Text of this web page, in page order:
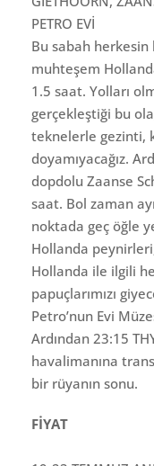
PETRO EVİ
Bu sabah
muhteşem
1.5 saat. Yolları
gerçekleştiği bu
teknelerle gezinti,
doyamıyacağız.
dopdolu Zaanse
saat. Bol zaman
noktada geç öğle
Hollanda
Hollanda ile ilgili
papuçlarımızı
Petro’nun Evi
Ardından 23:15
havalimanına
bir rüyanın sonu.
FİYAT